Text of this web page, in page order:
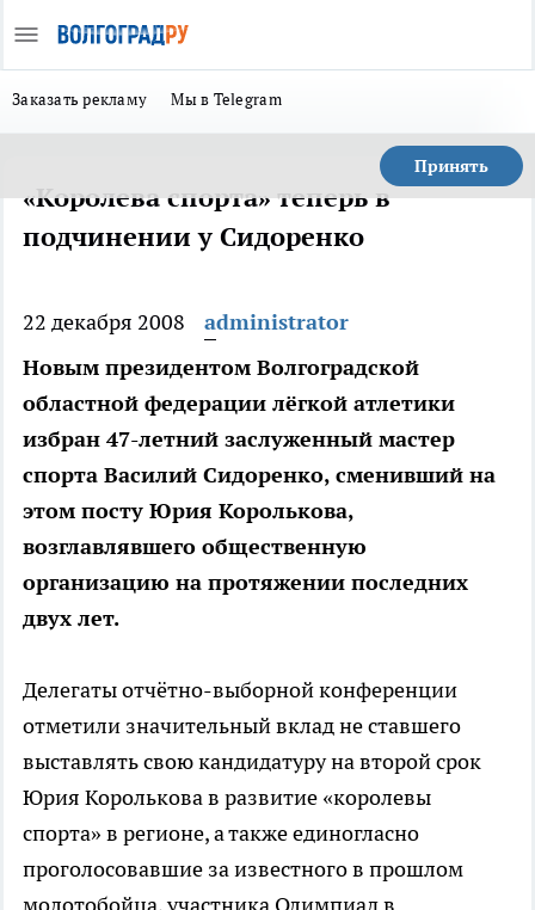
Заказать рекламу Мы в Telegram
Принять
«Королева спорта» теперь в
подчинении у Сидоренко
22 декабря 2008
administrator
Новым президентом Волгоградской
областной федерации лёгкой атлетики
избран 47-летний заслуженный мастер
спорта Василий Сидоренко, сменивший на
этом посту Юрия Королькова,
возглавлявшего общественную
организацию на протяжении последних
двух лет.
Делегаты отчётно-выборной конференции
отметили значительный вклад не ставшего
выставлять свою кандидатуру на второй срок
Юрия Королькова в развитие «королевы
спорта» в регионе, а также единогласно
проголосовавшие за известного в прошлом